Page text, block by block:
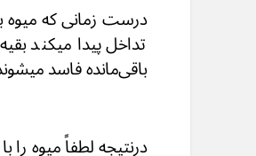
درست زمانی که میوه
تداخل پیدا میکند
باقی‌مانده فاسد
درنتیجه لطفاً میوه را